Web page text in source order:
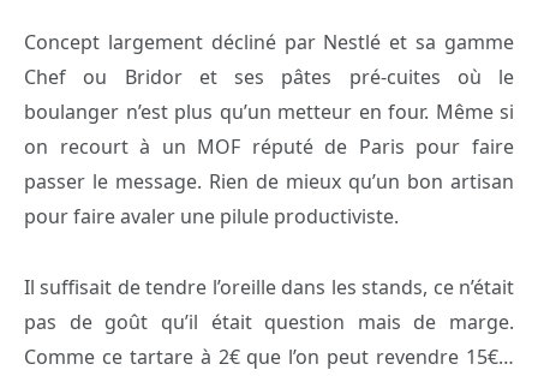
Concept largement décliné par Nestlé et sa gamme
Chef ou Bridor et ses pâtes pré-cuites où le
boulanger n’est plus qu’un metteur en four. Même si
on recourt à un MOF réputé de Paris pour faire
passer le message. Rien de mieux qu’un bon artisan
pour faire avaler une pilule productiviste.
Il suffisait de tendre l’oreille dans les stands, ce n’était
pas de goût qu’il était question mais de marge.
Comme ce tartare à 2€ que l’on peut revendre 15€…